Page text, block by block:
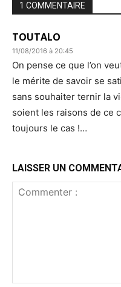
1 COMMENTAIRE
TOUTALO
11/08/2016 à 20:45
On pense ce que l’on
le mérite de savoir se
sans souhaiter ternir la
soient les raisons de ce
toujours le cas !…
LAISSER UN